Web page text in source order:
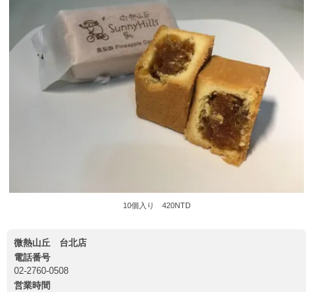
10個入り 420NTD
微熱山丘 台北店
電話番号
02-2760-0508
営業時間